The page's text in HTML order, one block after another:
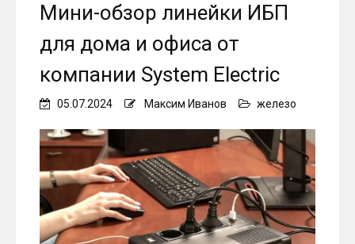
Мини-обзор линейки ИБП
для дома и офиса от
компании System Electric
05.07.2024 Максим Иванов железо